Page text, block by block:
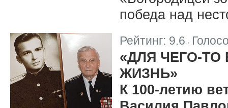
победа над
Рейтинг: 9.6 |
«ДЛЯ ЧЕГО-
ЖИЗНЬ»
К 100-летию